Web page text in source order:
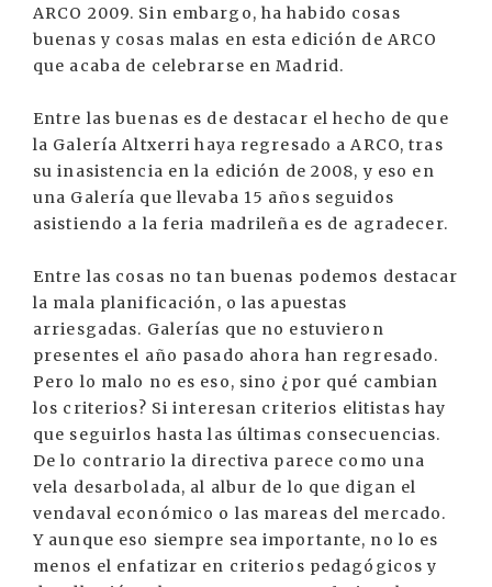
ARCO 2009. Sin embargo, ha habido cosas
buenas y cosas malas en esta edición de ARCO
que acaba de celebrarse en Madrid.
Entre las buenas es de destacar el hecho de que
la Galería Altxerri haya regresado a ARCO, tras
su inasistencia en la edición de 2008, y eso en
una Galería que llevaba 15 años seguidos
asistiendo a la feria madrileña es de agradecer.
Entre las cosas no tan buenas podemos destacar
la mala planificación, o las apuestas
arriesgadas. Galerías que no estuvieron
presentes el año pasado ahora han regresado.
Pero lo malo no es eso, sino ¿por qué cambian
los criterios? Si interesan criterios elitistas hay
que seguirlos hasta las últimas consecuencias.
De lo contrario la directiva parece como una
vela desarbolada, al albur de lo que digan el
vendaval económico o las mareas del mercado.
Y aunque eso siempre sea importante, no lo es
menos el enfatizar en criterios pedagógicos y